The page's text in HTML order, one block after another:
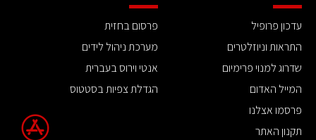
עדכון פרופיל
התראות וניוזלטרים
שדרוג למנוי פרימיום
המייל האדום
פרסמו אצלנו
תקנון האתר
פרסום בחזית
מערכת ניהול לידים
אנטי וירוס בעברית
הגדלת צפיות בסטטוס